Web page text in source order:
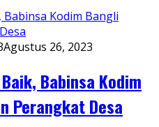
Agustus 26, 2023
Babinsa Kodim
Perangkat Desa